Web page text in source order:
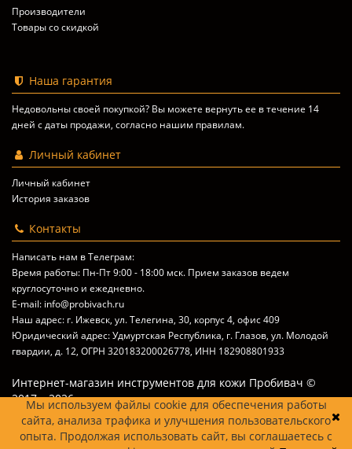
Мы используем файлы cookie для обеспечения работы
сайта, анализа трафика и улучшения пользовательского
опыта. Продолжая использовать сайт, вы соглашаетесь с
Производители
Товары со скидкой
Наша гарантия
Недовольны своей покупкой? Вы можете вернуть ее в течение 14
дней с даты продажи, согласно нашим правилам.
Личный кабинет
Личный кабинет
История заказов
Контакты
Написать нам в Телеграм:
Время работы: Пн-Пт 9:00 - 18:00 мск. Прием заказов ведем
круглосуточно и ежедневно.
E-mail: info@probivach.ru
Наш адрес: г. Ижевск, ул. Телегина, 30, корпус 4, офис 409
Юридический адрес: Удмуртская Республика, г. Глазов, ул. Молодой
гвардии, д. 12, ОГРН 320183200026778, ИНН 182908801933
Интернет-магазин инструментов для кожи Пробивач ©
2017 – 2026